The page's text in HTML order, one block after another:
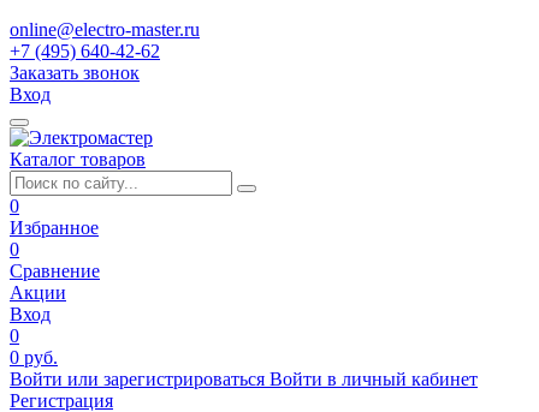
online@electro-master.ru
+7 (495) 640-42-62
Заказать звонок
Вход
Каталог товаров
0
Избранное
0
Сравнение
Акции
Вход
0
0 руб.
Войти или зарегистрироваться Войти в личный кабинет
Регистрация